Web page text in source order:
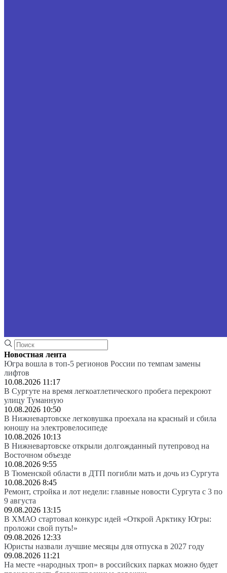
Новостная лента
Югра вошла в топ-5 регионов России по темпам замены
лифтов
10.08.2026 11:17
В Сургуте на время легкоатлетического пробега перекроют
улицу Туманную
10.08.2026 10:50
В Нижневартовске легковушка проехала на красный и сбила
юношу на электровелосипеде
10.08.2026 10:13
В Нижневартовске открыли долгожданный путепровод на
Восточном объезде
10.08.2026 9:55
В Тюменской области в ДТП погибли мать и дочь из Сургута
10.08.2026 8:45
Ремонт, стройка и лот недели: главные новости Сургута с 3 по
9 августа
09.08.2026 13:15
В ХМАО стартовал конкурс идей «Открой Арктику Югры:
проложи свой путь!»
09.08.2026 12:33
Юристы назвали лучшие месяцы для отпуска в 2027 году
09.08.2026 11:21
На месте «народных троп» в российских парках можно будет